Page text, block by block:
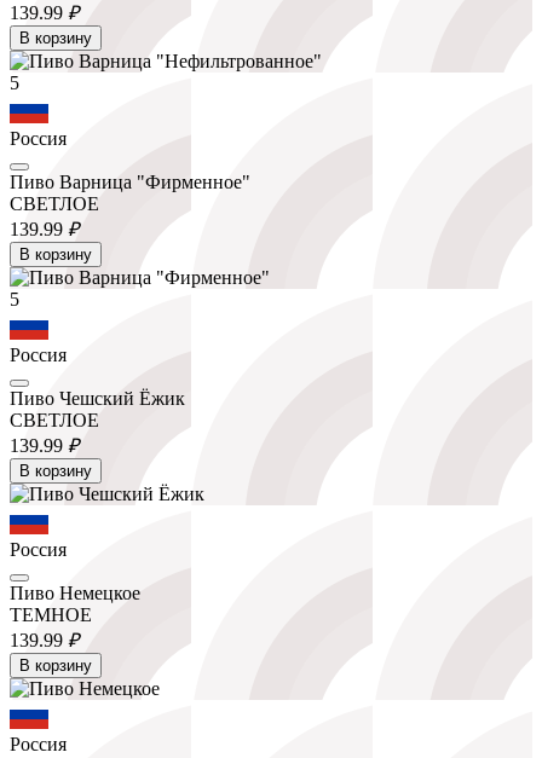
139.99 ₽
В корзину
5
Россия
Пиво Варница "Фирменное"
СВЕТЛОЕ
139.99 ₽
В корзину
5
Россия
Пиво Чешский Ёжик
СВЕТЛОЕ
139.99 ₽
В корзину
Россия
Пиво Немецкое
ТЕМНОЕ
139.99 ₽
В корзину
Россия